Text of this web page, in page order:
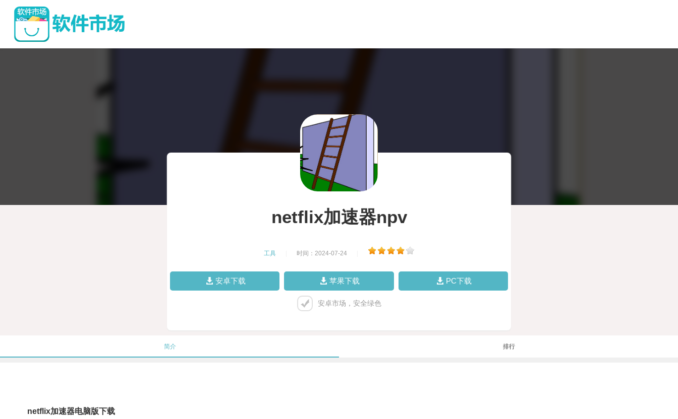
netflix加速器npv
工具 时间：2024-07-24
安卓下载 苹果下载 PC下载
安卓市场，安全绿色
简介 排行
netflix加速器电脑版下载